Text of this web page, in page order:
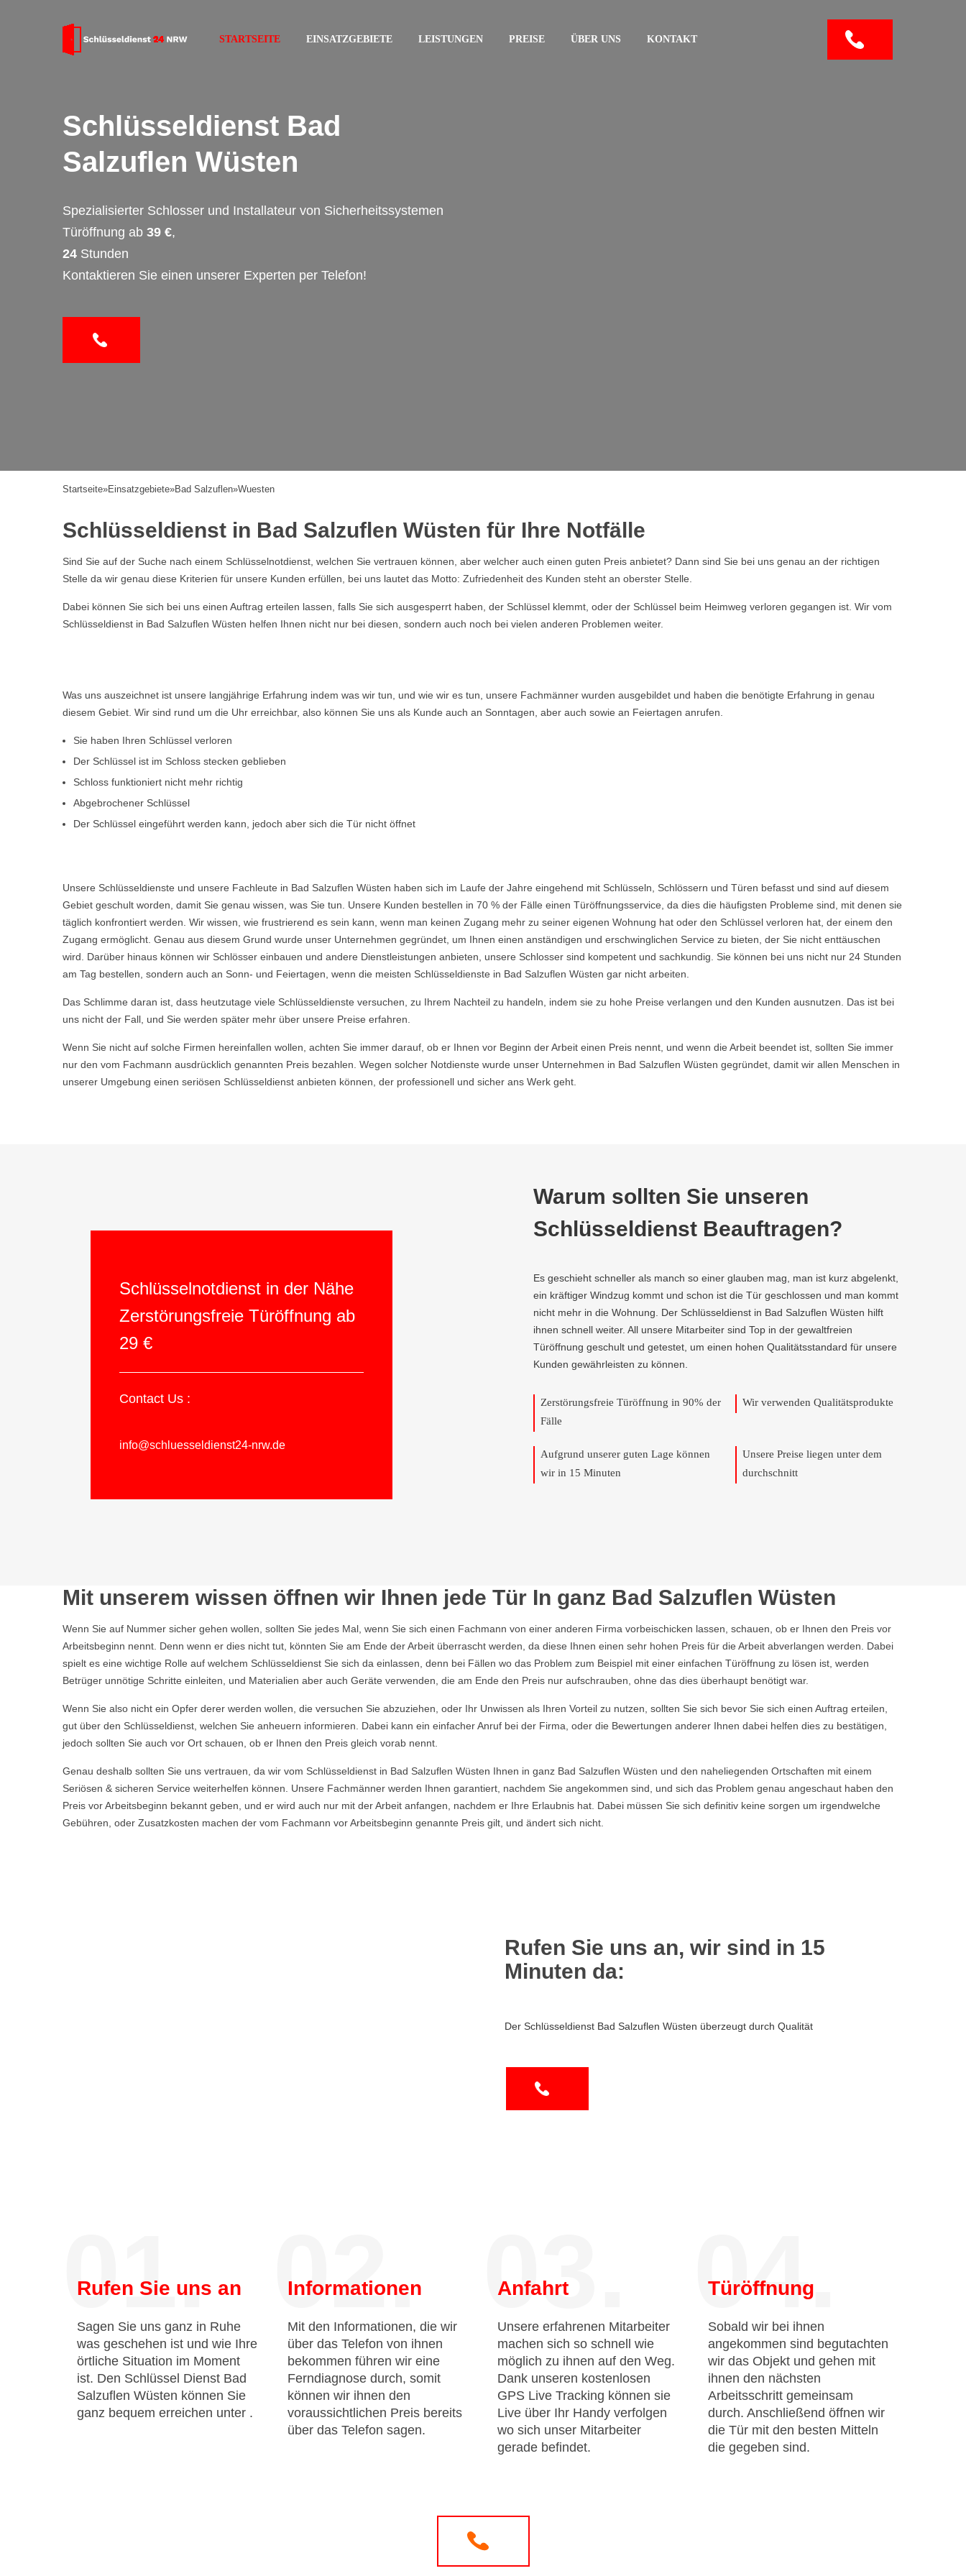
STARTSEITE EINSATZGEBIETE LEISTUNGEN PREISE ÜBER UNS KONTAKT
Schlüsseldienst Bad
Salzuflen Wüsten
Spezialisierter Schlosser und Installateur von Sicherheitssystemen
Türöffnung ab 39 €,
24 Stunden
Kontaktieren Sie einen unserer Experten per Telefon!
Startseite»Einsatzgebiete»Bad Salzuflen»Wuesten
Schlüsseldienst in Bad Salzuflen Wüsten für Ihre Notfälle
Sind Sie auf der Suche nach einem Schlüsselnotdienst, welchen Sie vertrauen können, aber welcher auch einen guten Preis anbietet? Dann sind Sie bei uns genau an der richtigen
Stelle da wir genau diese Kriterien für unsere Kunden erfüllen, bei uns lautet das Motto: Zufriedenheit des Kunden steht an oberster Stelle.
Dabei können Sie sich bei uns einen Auftrag erteilen lassen, falls Sie sich ausgesperrt haben, der Schlüssel klemmt, oder der Schlüssel beim Heimweg verloren gegangen ist. Wir vom
Schlüsseldienst in Bad Salzuflen Wüsten helfen Ihnen nicht nur bei diesen, sondern auch noch bei vielen anderen Problemen weiter.
Was uns auszeichnet ist unsere langjährige Erfahrung indem was wir tun, und wie wir es tun, unsere Fachmänner wurden ausgebildet und haben die benötigte Erfahrung in genau
diesem Gebiet. Wir sind rund um die Uhr erreichbar, also können Sie uns als Kunde auch an Sonntagen, aber auch sowie an Feiertagen anrufen.
Sie haben Ihren Schlüssel verloren
Der Schlüssel ist im Schloss stecken geblieben
Schloss funktioniert nicht mehr richtig
Abgebrochener Schlüssel
Der Schlüssel eingeführt werden kann, jedoch aber sich die Tür nicht öffnet
Unsere Schlüsseldienste und unsere Fachleute in Bad Salzuflen Wüsten haben sich im Laufe der Jahre eingehend mit Schlüsseln, Schlössern und Türen befasst und sind auf diesem
Gebiet geschult worden, damit Sie genau wissen, was Sie tun. Unsere Kunden bestellen in 70 % der Fälle einen Türöffnungsservice, da dies die häufigsten Probleme sind, mit denen sie
täglich konfrontiert werden. Wir wissen, wie frustrierend es sein kann, wenn man keinen Zugang mehr zu seiner eigenen Wohnung hat oder den Schlüssel verloren hat, der einem den
Zugang ermöglicht. Genau aus diesem Grund wurde unser Unternehmen gegründet, um Ihnen einen anständigen und erschwinglichen Service zu bieten, der Sie nicht enttäuschen
wird. Darüber hinaus können wir Schlösser einbauen und andere Dienstleistungen anbieten, unsere Schlosser sind kompetent und sachkundig. Sie können bei uns nicht nur 24 Stunden
am Tag bestellen, sondern auch an Sonn- und Feiertagen, wenn die meisten Schlüsseldienste in Bad Salzuflen Wüsten gar nicht arbeiten.
Das Schlimme daran ist, dass heutzutage viele Schlüsseldienste versuchen, zu Ihrem Nachteil zu handeln, indem sie zu hohe Preise verlangen und den Kunden ausnutzen. Das ist bei
uns nicht der Fall, und Sie werden später mehr über unsere Preise erfahren.
Wenn Sie nicht auf solche Firmen hereinfallen wollen, achten Sie immer darauf, ob er Ihnen vor Beginn der Arbeit einen Preis nennt, und wenn die Arbeit beendet ist, sollten Sie immer
nur den vom Fachmann ausdrücklich genannten Preis bezahlen. Wegen solcher Notdienste wurde unser Unternehmen in Bad Salzuflen Wüsten gegründet, damit wir allen Menschen in
unserer Umgebung einen seriösen Schlüsseldienst anbieten können, der professionell und sicher ans Werk geht.
Schlüsselnotdienst in der Nähe
Zerstörungsfreie Türöffnung ab
29 €
Contact Us :
info@schluesseldienst24-nrw.de
Warum sollten Sie unseren
Schlüsseldienst Beauftragen?
Es geschieht schneller als manch so einer glauben mag, man ist kurz abgelenkt,
ein kräftiger Windzug kommt und schon ist die Tür geschlossen und man kommt
nicht mehr in die Wohnung. Der Schlüsseldienst in Bad Salzuflen Wüsten hilft
ihnen schnell weiter. All unsere Mitarbeiter sind Top in der gewaltfreien
Türöffnung geschult und getestet, um einen hohen Qualitätsstandard für unsere
Kunden gewährleisten zu können.
Zerstörungsfreie Türöffnung in 90% der
Fälle
Wir verwenden Qualitätsprodukte
Aufgrund unserer guten Lage können
wir in 15 Minuten
Unsere Preise liegen unter dem
durchschnitt
Mit unserem wissen öffnen wir Ihnen jede Tür In ganz Bad Salzuflen Wüsten
Wenn Sie auf Nummer sicher gehen wollen, sollten Sie jedes Mal, wenn Sie sich einen Fachmann von einer anderen Firma vorbeischicken lassen, schauen, ob er Ihnen den Preis vor
Arbeitsbeginn nennt. Denn wenn er dies nicht tut, könnten Sie am Ende der Arbeit überrascht werden, da diese Ihnen einen sehr hohen Preis für die Arbeit abverlangen werden. Dabei
spielt es eine wichtige Rolle auf welchem Schlüsseldienst Sie sich da einlassen, denn bei Fällen wo das Problem zum Beispiel mit einer einfachen Türöffnung zu lösen ist, werden
Betrüger unnötige Schritte einleiten, und Materialien aber auch Geräte verwenden, die am Ende den Preis nur aufschrauben, ohne das dies überhaupt benötigt war.
Wenn Sie also nicht ein Opfer derer werden wollen, die versuchen Sie abzuziehen, oder Ihr Unwissen als Ihren Vorteil zu nutzen, sollten Sie sich bevor Sie sich einen Auftrag erteilen,
gut über den Schlüsseldienst, welchen Sie anheuern informieren. Dabei kann ein einfacher Anruf bei der Firma, oder die Bewertungen anderer Ihnen dabei helfen dies zu bestätigen,
jedoch sollten Sie auch vor Ort schauen, ob er Ihnen den Preis gleich vorab nennt.
Genau deshalb sollten Sie uns vertrauen, da wir vom Schlüsseldienst in Bad Salzuflen Wüsten Ihnen in ganz Bad Salzuflen Wüsten und den naheliegenden Ortschaften mit einem
Seriösen & sicheren Service weiterhelfen können. Unsere Fachmänner werden Ihnen garantiert, nachdem Sie angekommen sind, und sich das Problem genau angeschaut haben den
Preis vor Arbeitsbeginn bekannt geben, und er wird auch nur mit der Arbeit anfangen, nachdem er Ihre Erlaubnis hat. Dabei müssen Sie sich definitiv keine sorgen um irgendwelche
Gebühren, oder Zusatzkosten machen der vom Fachmann vor Arbeitsbeginn genannte Preis gilt, und ändert sich nicht.
Rufen Sie uns an, wir sind in 15
Minuten da:
Der Schlüsseldienst Bad Salzuflen Wüsten überzeugt durch Qualität
01.
Rufen Sie uns an
Sagen Sie uns ganz in Ruhe
was geschehen ist und wie Ihre
örtliche Situation im Moment
ist. Den Schlüssel Dienst Bad
Salzuflen Wüsten können Sie
ganz bequem erreichen unter .
02.
Informationen
Mit den Informationen, die wir
über das Telefon von ihnen
bekommen führen wir eine
Ferndiagnose durch, somit
können wir ihnen den
voraussichtlichen Preis bereits
über das Telefon sagen.
03.
Anfahrt
Unsere erfahrenen Mitarbeiter
machen sich so schnell wie
möglich zu ihnen auf den Weg.
Dank unseren kostenlosen
GPS Live Tracking können sie
Live über Ihr Handy verfolgen
wo sich unser Mitarbeiter
gerade befindet.
04.
Türöffnung
Sobald wir bei ihnen
angekommen sind begutachten
wir das Objekt und gehen mit
ihnen den nächsten
Arbeitsschritt gemeinsam
durch. Anschließend öffnen wir
die Tür mit den besten Mitteln
die gegeben sind.